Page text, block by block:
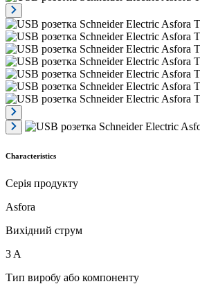
Characteristics
Серія продукту
Asfora
Вихідний струм
3 A
Тип виробу або компоненту